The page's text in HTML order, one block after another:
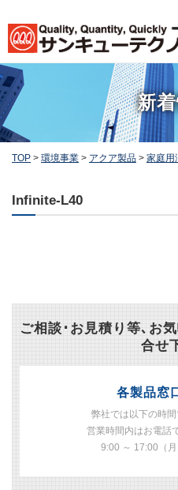
新
TOP > 環境事業 > アクア製品 > 家庭用
Infinite-L40
ご相談･お見積り等､お
合せ
各製品窓
弊社では以下の時間
営業時間内はお電話
9:00 ～ 17:00（